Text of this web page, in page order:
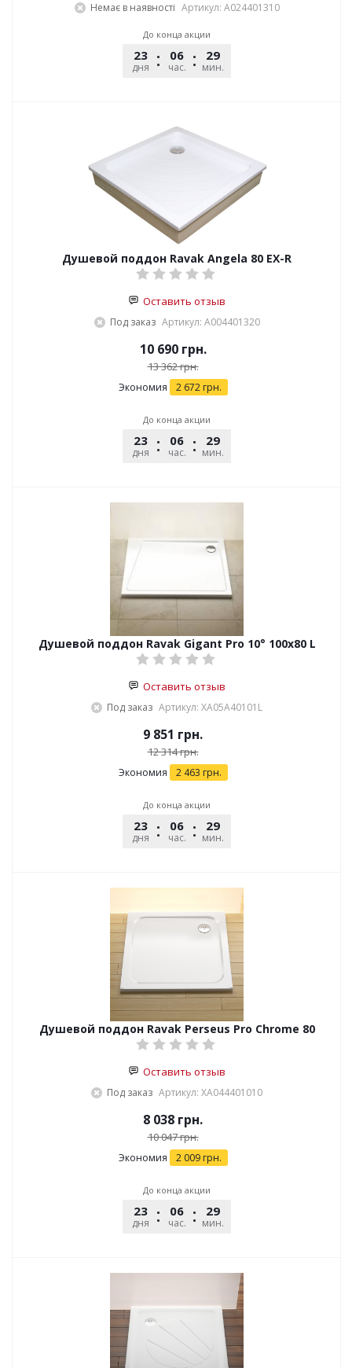
Немає в наявності Артикул: A024401310
До конца акции
23
дня
06
час.
29
мин.
Душевой поддон Ravak Angela 80 EX-R
Оставить отзыв
Под заказ Артикул: A004401320
10 690грн.
13 362грн.
Экономия 2 672грн.
До конца акции
23
дня
06
час.
29
мин.
Душевой поддон Ravak Gigant Pro 10° 100х80 L
Оставить отзыв
Под заказ Артикул: XA05A40101L
9 851 грн.
12 314грн.
Экономия 2 463 грн.
До конца акции
23
дня
06
час.
29
мин.
Душевой поддон Ravak Perseus Pro Chrome 80
Оставить отзыв
Под заказ Артикул: XA044401010
8 038 грн.
10 047грн.
Экономия 2 009грн.
До конца акции
23
дня
06
час.
29
мин.